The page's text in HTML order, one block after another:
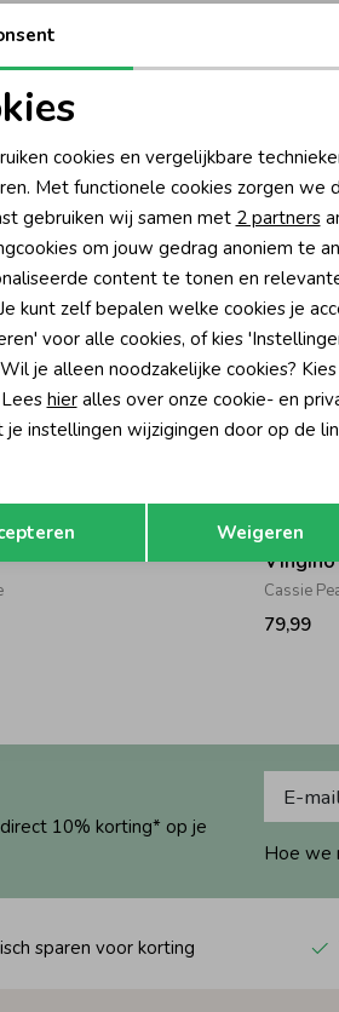
Vingino
Cassie
79,99
10% korting* op je
Hoe we
sparen voor korting
cookies
cookies
Terug
cookies en vergelijkbare
Met functionele cookies zorgen we
gebruiken wij samen met 2 partners
om jouw gedrag anoniem te
content te tonen en
kunt zelf bepalen welke cookies je
voor alle cookies, of kies
je alleen noodzakelijke cookies?
hieralles over onze cookie- en
je instellingen wijzigingen door op de
Weigeren